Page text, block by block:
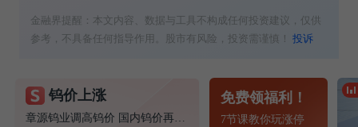
金融界提醒：本文内容、数据与工具不构成任何投资建议，仅供
参考，不具备任何指导作用。股市有风险，投资需谨慎！投诉
钨价上涨 免费领福利！
7节课教你玩涨停